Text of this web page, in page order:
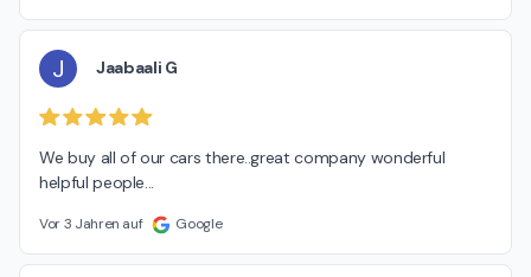
J Jaabaali G
We buy all of our cars there..great company wonderful
helpful people...
Vor 3 Jahren auf Google